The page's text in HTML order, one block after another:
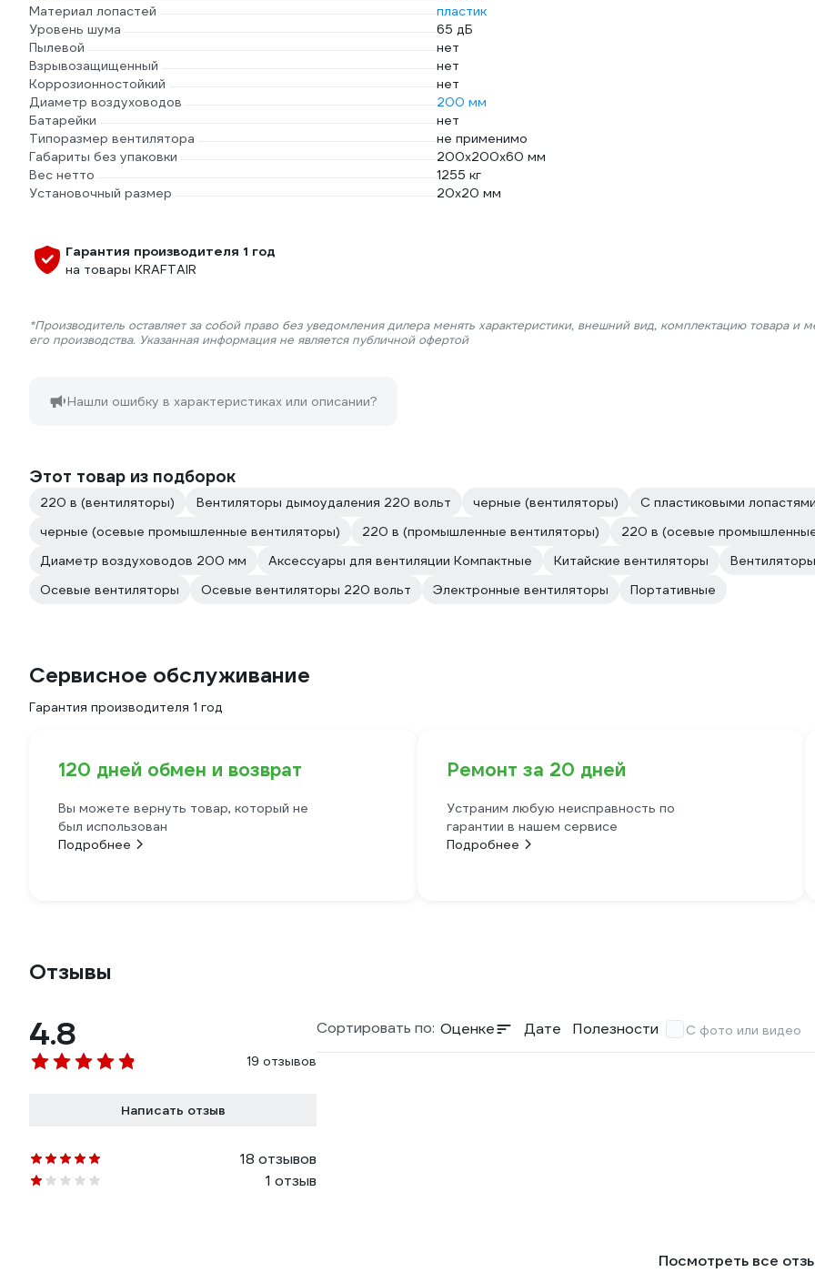
Материал лопастей
пластик
Уровень шума
65 дБ
Пылевой
нет
Взрывозащищенный
нет
Коррозионностойкий
нет
Диаметр воздуховодов
200 мм
Батарейки
нет
Типоразмер вентилятора
не применимо
Габариты без упаковки
200х200х60 мм
Вес нетто
1255 кг
Установочный размер
20х20 мм
Гарантия производителя 1 год
на товары KRAFTAIR
*Производитель оставляет за собой право без уведомления дилера менять характеристики, внешний вид, комплектацию товара и
его производства. Указанная информация не является публичной офертой
Нашли ошибку в характеристиках или описании?
Этот товар из подборок
220 в (вентиляторы) Вентиляторы дымоудаления 220 вольт черные (вентиляторы)
С пластиковыми
черные (осевые промышленные вентиляторы)
220 в (промышленные вентиляторы)
220 в (осевые
Диаметр воздуховодов 200 мм
Аксессуары для вентиляции Компактные Китайские вентиляторы
Осевые вентиляторы
Осевые вентиляторы 220 вольт Электронные вентиляторы Портативные
Сервисное обслуживание
Гарантия производителя 1 год
120 дней обмен и возврат
Вы можете вернуть товар, который не
был использован
Подробнее
Ремонт за 20 дней
Устраним любую неисправность по
гарантии в нашем сервисе
Подробнее
Отзывы
4.8
19 отзывов
Написать отзыв
18 отзывов
1 отзыв
Сортировать по: Оценке Дате Полезности С фото или видео
Посмотреть все